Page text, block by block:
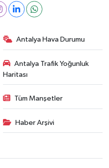
Antalya Hava Durumu
Antalya Trafik Yoğunluk
Haritası
Tüm Manşetler
Haber Arşivi